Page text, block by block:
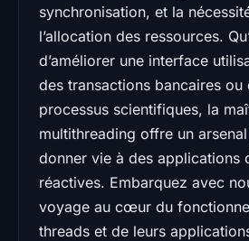
synchronisation, et la
l’allocation des ressources.
d’améliorer une interface
des transactions bancaires ou
processus scientifiques, la
multithreading offre un
donner vie à des applications
réactives. Embarquez avec
voyage au cœur du
threads et de leurs